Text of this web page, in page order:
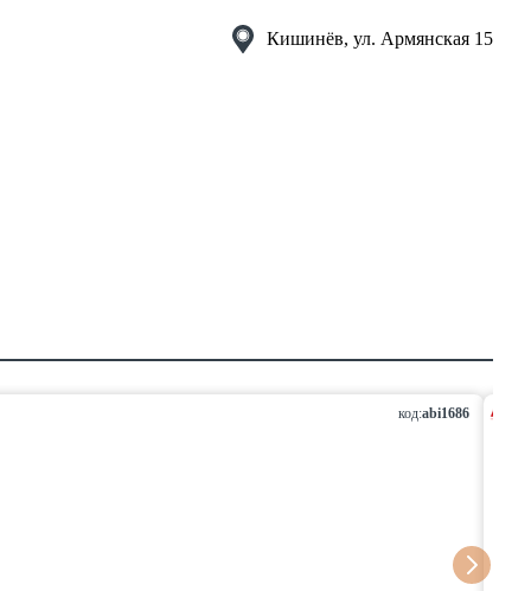
Кишинёв, ул. Армянская 15
код:abi1686